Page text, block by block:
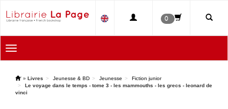
0
Toggle
navigation
' » Livres Jeunesse & BD Jeunesse
Fiction junior
Le voyage dans le temps - tome 3 - les mammouths - les grecs - leonard de
vinci